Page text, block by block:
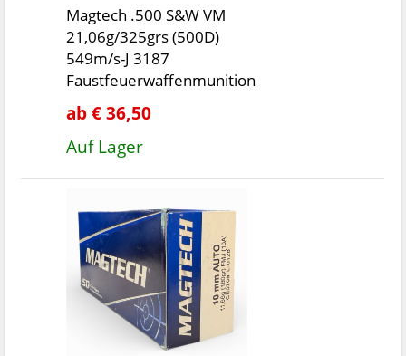
Magtech .500 S&W VM
21,06g/325grs (500D)
549m/s-J 3187
Faustfeuerwaffenmunition
ab € 36,50
Auf Lager